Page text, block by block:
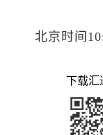
北京时间
下载汇